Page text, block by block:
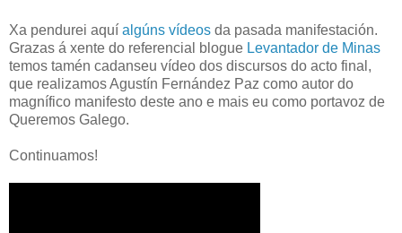
Xa pendurei aquí algúns vídeos da pasada manifestación.
Grazas á xente do referencial blogue Levantador de Minas
temos tamén cadanseu vídeo dos discursos do acto final,
que realizamos Agustín Fernández Paz como autor do
magnífico manifesto deste ano e mais eu como portavoz de
Queremos Galego.
Continuamos!